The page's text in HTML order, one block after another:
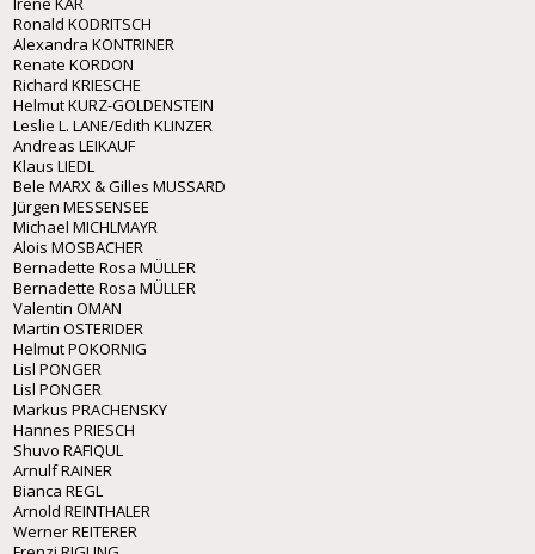
Ronald KODRITSCH
Alexandra KONTRINER
Renate KORDON
Richard KRIESCHE
Helmut KURZ-GOLDENSTEIN
Leslie L. LANE/Edith KLINZER
Andreas LEIKAUF
Klaus LIEDL
Bele MARX & Gilles MUSSARD
Jürgen MESSENSEE
Michael MICHLMAYR
Alois MOSBACHER
Bernadette Rosa MÜLLER
Bernadette Rosa MÜLLER
Valentin OMAN
Martin OSTERIDER
Helmut POKORNIG
Lisl PONGER
Lisl PONGER
Markus PRACHENSKY
Hannes PRIESCH
Shuvo RAFIQUL
Arnulf RAINER
Bianca REGL
Arnold REINTHALER
Werner REITERER